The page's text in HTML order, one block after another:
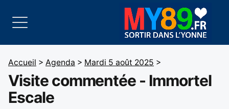
Accueil > Agenda > Mardi 5 août 2025 >
Visite commentée - Immortel
Escale